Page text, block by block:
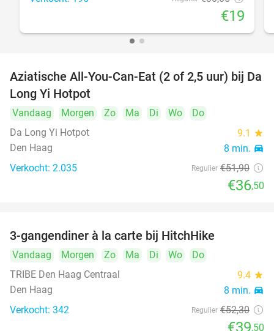
€19
30%
Aziatische All-You-Can-Eat (2 of 2,5 uur) bij Da
Long Yi Hotpot
Vandaag Morgen Zo Ma Di Wo
Do
Da Long Yi Hotpot
9.1 star
Den Haag 8 min. directions_car
Verkocht: 2.035 Regulier €51,90
€36,50
3-gangendiner à la carte bij HitchHike
Vandaag Morgen Zo Ma Di Wo
Do
TRIBE Den Haag Centraal
9.4 star
Den Haag 8 min. directions_car
Verkocht: 342 Regulier €52,30
€39,50